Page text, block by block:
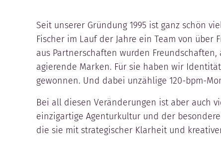
Seit unserer Gründung 1995 ist ganz schön
Fischer im Lauf der Jahre ein Team von
aus Partnerschaften wurden
agierende Marken. Für sie haben wir
gewonnen. Und dabei unzählige 120-bpm-
Bei all diesen Veränderungen ist aber auch
einzigartige Agenturkultur und der
die sie mit strategischer Klarheit und